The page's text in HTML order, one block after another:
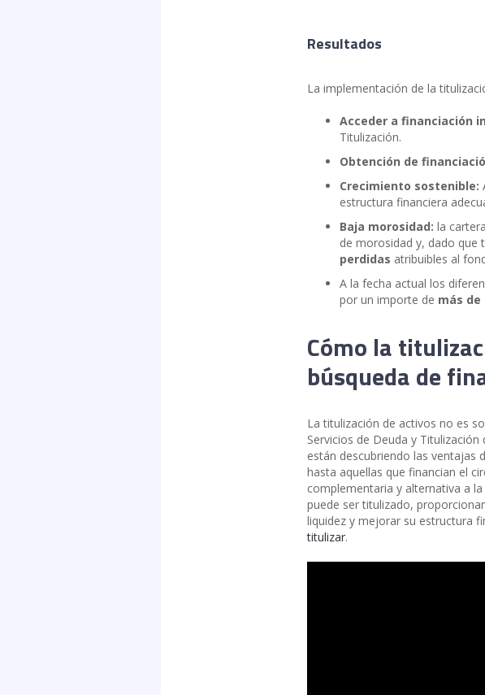
Resultados
La implementación de la
Acceder a financiación
Titulización.
Obtención de
Crecimiento sostenible:
estructura financiera
Baja morosidad: la
de morosidad y, dado que
perdidas atribuibles al
A la fecha actual los
por un importe de más de
Cómo la
búsqueda de
La titulización de activos no es
Servicios de Deuda y
están descubriendo las ventajas
hasta aquellas que financian el
complementaria y alternativa a
puede ser titulizado,
liquidez y mejorar su estructura
titulizar.